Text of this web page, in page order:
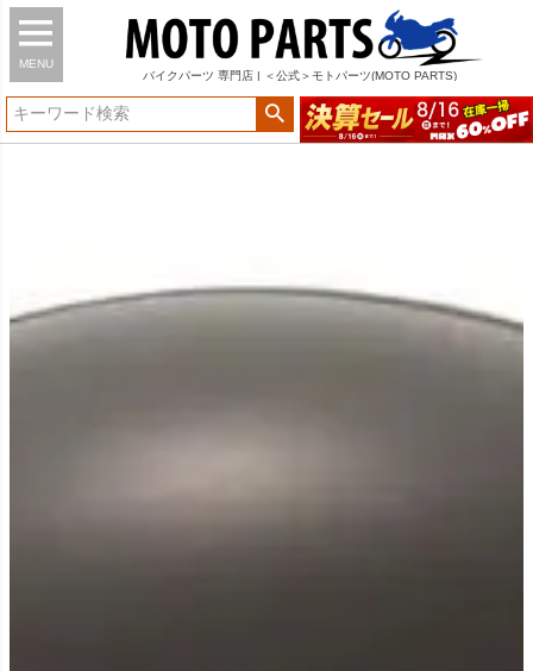
MENU
バイク パーツ 専門店 | ＜公式＞モトパーツ(MOTO PARTS)